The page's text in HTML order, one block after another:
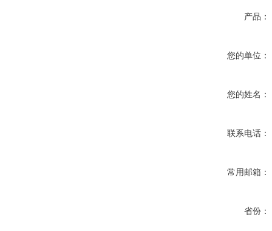
产品：
您的单位：
您的姓名：
联系电话：
常用邮箱：
省份：